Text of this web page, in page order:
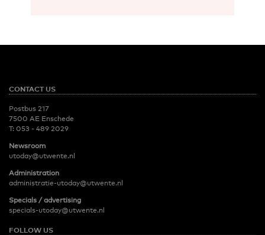
CONTACT US
Postbus 217
7500 AE Enschede
T: 053 - 489 2029
Newsroom
utoday@utwente.nl
Administration
administratie-utoday@utwente.nl
Specials / advertising
specials-utoday@utwente.nl
FOLLOW US